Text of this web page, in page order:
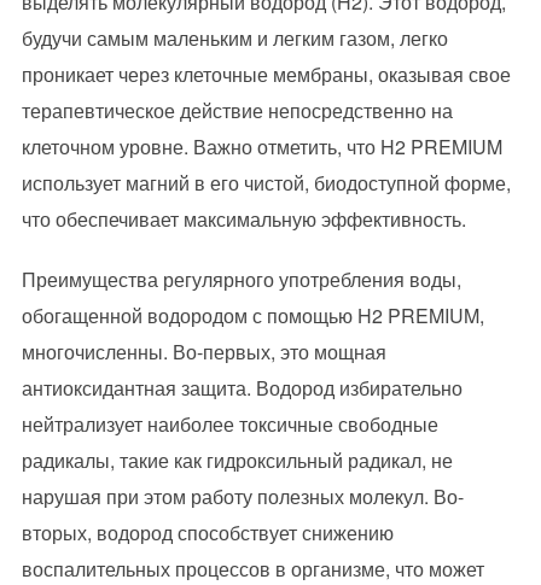
будучи самым маленьким и легким газом, легко
проникает через клеточные мембраны, оказывая свое
терапевтическое действие непосредственно на
клеточном уровне. Важно отметить, что H2 PREMIUM
использует магний в его чистой, биодоступной форме,
что обеспечивает максимальную эффективность.
Преимущества регулярного употребления воды,
обогащенной водородом с помощью H2 PREMIUM,
многочисленны. Во-первых, это мощная
антиоксидантная защита. Водород избирательно
нейтрализует наиболее токсичные свободные
радикалы, такие как гидроксильный радикал, не
нарушая при этом работу полезных молекул. Во-
вторых, водород способствует снижению
воспалительных процессов в организме, что может